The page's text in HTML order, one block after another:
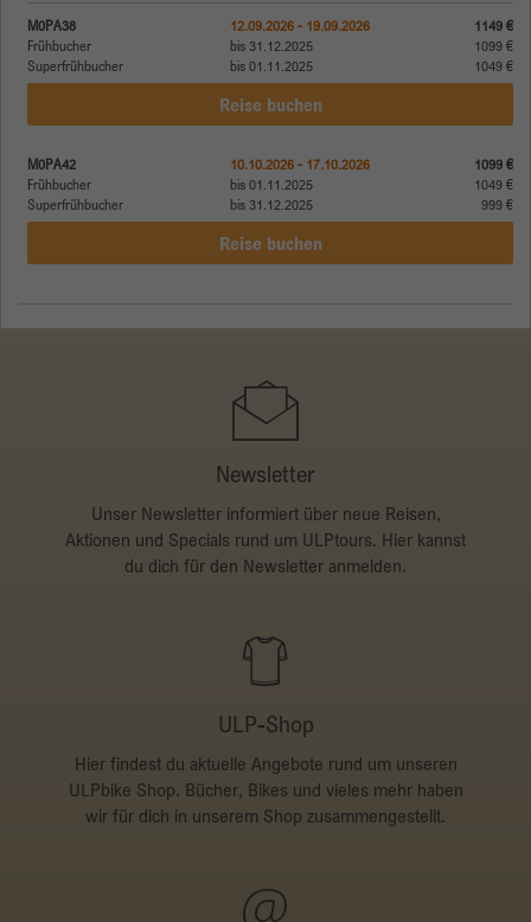
M0PA38
Frühbucher
Superfrühbucher
12.09.2026 - 19.09.2026
bis 31.12.2025
bis 01.11.2025
1149 €
1099 €
1049 €
Reise buchen
M0PA42
Frühbucher
Superfrühbucher
10.10.2026 - 17.10.2026
bis 01.11.2025
bis 31.12.2025
1099 €
1049 €
999 €
Reise buchen
Newsletter
Unser Newsletter informiert über neue Reisen,
Aktionen und Specials rund um ULPtours. Hier kannst
du dich für den Newsletter anmelden.
ULP-Shop
Hier findest du aktuelle Angebote rund um unseren
ULPbike Shop. Bücher, Bikes und vieles mehr haben
wir für dich in unserem Shop zusammengestellt.